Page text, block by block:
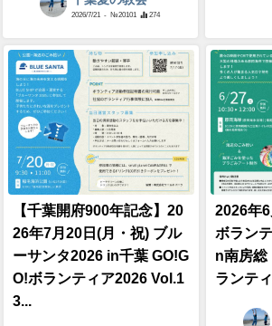
2026/7/21 - №20101 274
【千葉開府900年記念】20
26年7月20日(月・祝) ブル
ーサンタ2026 in千葉 GO!G
O!ボランティア2026 Vol.1
3...
2026年
ボラン
n南房総
ランティ